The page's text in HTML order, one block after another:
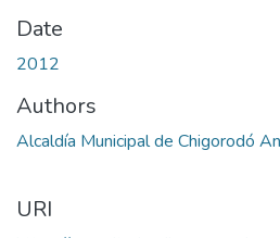
Date
2012
Authors
Alcaldía Municipal de Chigorodó
URI